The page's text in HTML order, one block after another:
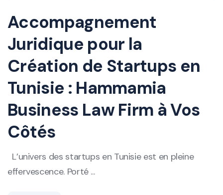
Accompagnement
Juridique pour la
Création de Startups en
Tunisie : Hammamia
Business Law Firm à Vos
Côtés
L’univers des startups en Tunisie est en pleine
effervescence. Porté ...